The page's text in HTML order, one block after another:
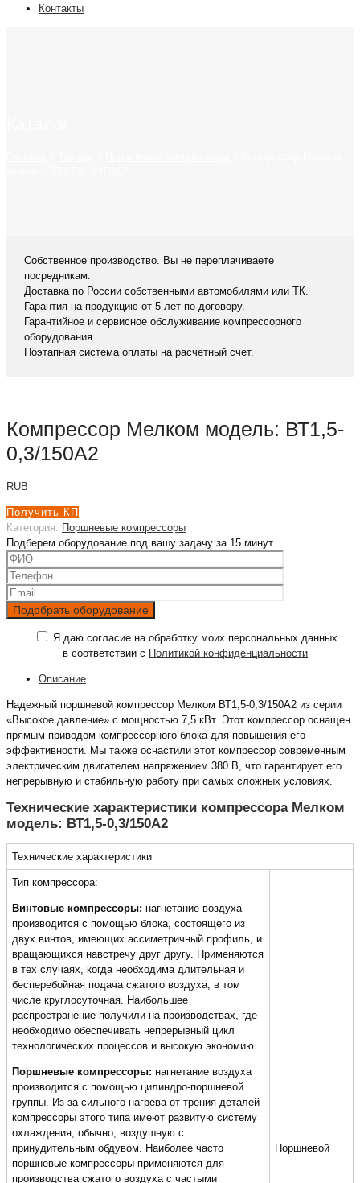
Контакты
Собственное производство. Вы не переплачиваете
посредникам.
Доставка по России собственными автомобилями или ТК.
Гарантия на продукцию от 5 лет по договору.
Гарантийное и сервисное обслуживание компрессорного
оборудования.
Поэтапная система оплаты на расчетный счет.
Компрессор Мелком модель: ВТ1,5-
0,3/150А2
RUB
Получить КП
Категория: Поршневые компрессоры
Подберем оборудование под вашу задачу за 15 минут
Я даю согласие на обработку моих персональных данных
в соответствии с Политикой конфиденциальности
Описание
Надежный поршневой компрессор Мелком ВТ1,5-0,3/150А2 из серии
«Высокое давление» с мощностью 7,5 кВт. Этот компрессор оснащен
прямым приводом компрессорного блока для повышения его
эффективности. Мы также оснастили этот компрессор современным
электрическим двигателем напряжением 380 В, что гарантирует его
непрерывную и стабильную работу при самых сложных условиях.
Технические характеристики компрессора Мелком
модель: ВТ1,5-0,3/150А2
Технические характеристики
Тип компрессора:
Винтовые компрессоры: нагнетание воздуха
производится с помощью блока, состоящего из
двух винтов, имеющих ассиметричный профиль, и
вращающихся навстречу друг другу. Применяются
в тех случаях, когда необходима длительная и
бесперебойная подача сжатого воздуха, в том
числе круглосуточная. Наибольшее
распространение получили на производствах, где
необходимо обеспечивать непрерывный цикл
технологических процессов и высокую экономию.
Поршневые компрессоры: нагнетание воздуха
производится с помощью цилиндро-поршневой
группы. Из-за сильного нагрева от трения деталей
компрессоры этого типа имеют развитую систему
охлаждения, обычно, воздушную с
принудительным обдувом. Наиболее часто
поршневые компрессоры применяются для
производства сжатого воздуха с частыми
Поршневой